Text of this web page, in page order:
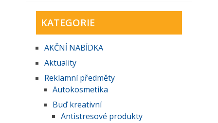
KATEGORIE
AKČNĺ NABĺDKA
Aktuality
Reklamní předměty
Autokosmetika
Buď kreativní
Antistresové produkty